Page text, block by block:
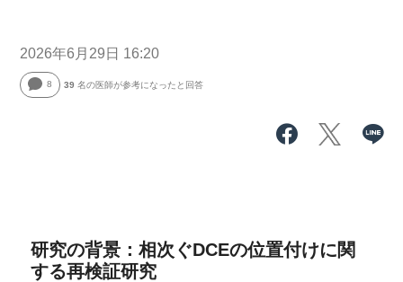
2026年6月29日 16:20
8 39 名の医師が参考になったと回答
研究の背景：相次ぐDCEの位置付けに関
する再検証研究